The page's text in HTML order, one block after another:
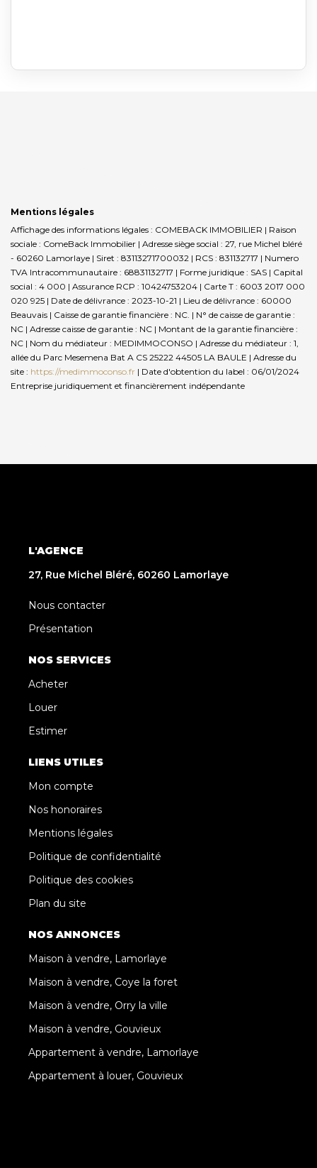
Mentions légales
Affichage des informations légales : COMEBACK IMMOBILIER | Raison
sociale : ComeBack Immobilier | Adresse siège social : 27, rue Michel bléré
- 60260 Lamorlaye | Siret : 83113271700032 | RCS : 831132717 | Numero
TVA Intracommunautaire : 68831132717 | Forme juridique : SAS | Capital
social : 4 000 | Assurance RCP : 10424753204 | Carte T : 6003 2017 000
020 925 | Date de délivrance : 2023-10-21 | Lieu de délivrance : 60000
Beauvais | Caisse de garantie financière : NC. | N° de caisse de garantie :
NC | Adresse caisse de garantie : NC | Montant de la garantie financière :
NC | Nom du médiateur : MEDIMMOCONSO | Adresse du médiateur : 1,
allée du Parc Mesemena Bat A CS 25222 44505 LA BAULE | Adresse du
site : https://medimmoconso.fr | Date d'obtention du label : 06/01/2024
Entreprise juridiquement et financièrement indépendante
L'AGENCE
27, Rue Michel Bléré, 60260 Lamorlaye
Nous contacter
Présentation
NOS SERVICES
Acheter
Louer
Estimer
LIENS UTILES
Mon compte
Nos honoraires
Mentions légales
Politique de confidentialité
Politique des cookies
Plan du site
NOS ANNONCES
Maison à vendre, Lamorlaye
Maison à vendre, Coye la foret
Maison à vendre, Orry la ville
Maison à vendre, Gouvieux
Appartement à vendre, Lamorlaye
Appartement à louer, Gouvieux